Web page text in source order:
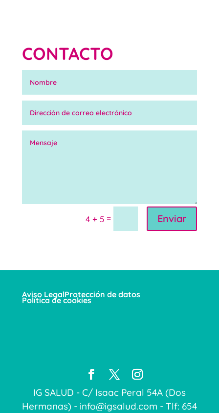
CONTACTO
4 + 5 = Enviar
Aviso LegalProtección de datos
Política de cookies
IG SALUD - C/ Isaac Peral 54A (Dos
Hermanas) - info@igsalud.com - Tlf: 654